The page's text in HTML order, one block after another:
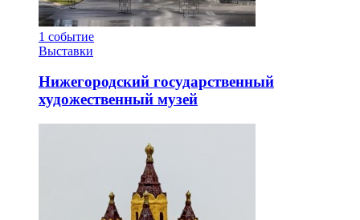
1 событие
Выставки
Нижегородский государственный
художественный музей